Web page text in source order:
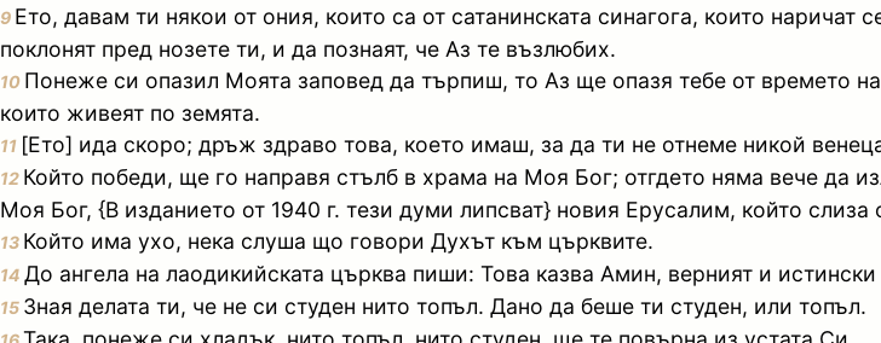
9 Ето, давам ти някои от ония, които са от сатанинската синагога, които
поклонят пред нозете ти, и да познаят, че Аз те възлюбих.
10 Понеже си опазил Моята заповед да търпиш, то Аз ще опазя тебе от времето
които живеят по земята.
11 [Ето] ида скоро; дръж здраво това, което имаш, за да ти не отнеме никой
12 Който победи, ще го направя стълб в храма на Моя Бог; отгдето няма вече да
Моя Бог, {В изданието от 1940 г. тези думи липсват} новия Ерусалим, който
13 Който има ухо, нека слуша що говори Духът към църквите.
14 До ангела на лаодикийската църква пиши: Това казва Амин, верният и
15 Зная делата ти, че не си студен нито топъл. Дано да беше ти студен, или топъл.